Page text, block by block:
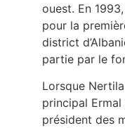
ouest. En
pour la
district
partie par le
Lorsque
principal
président des